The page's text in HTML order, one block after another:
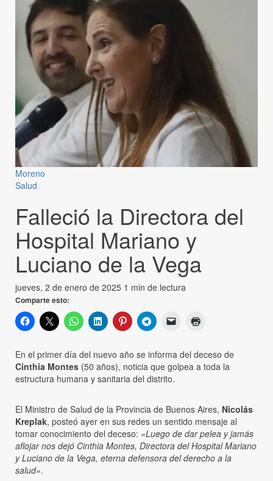
Moreno
Salud
Falleció la Directora del
Hospital Mariano y
Luciano de la Vega
jueves, 2 de enero de 2025 1 min de lectura
Comparte esto:
En el primer día del nuevo año se informa del deceso de
Cinthia Montes (50 años), noticia que golpea a toda la
estructura humana y sanitaria del distrito.
El Ministro de Salud de la Provincia de Buenos Aires, Nicolás
Kreplak, posteó ayer en sus redes un sentido mensaje al
tomar conocimiento del deceso: «Luego de dar pelea y jamás
aflojar nos dejó Cinthia Montes, Directora del Hospital Mariano
y Luciano de la Vega, eterna defensora del derecho a la
salud».